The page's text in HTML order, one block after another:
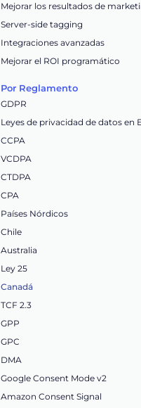
Mejorar los resultados de
Server-side tagging
Integraciones avanzadas
Mejorar el ROI programático
Por Reglamento
GDPR
Leyes de privacidad de datos en
CCPA
VCDPA
CTDPA
CPA
Países Nórdicos
Chile
Australia
Ley 25
Canadá
TCF 2.3
GPP
GPC
DMA
Google Consent Mode v2
Amazon Consent Signal